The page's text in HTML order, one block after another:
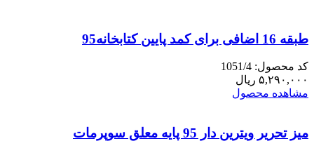
عمق
60
با
طرح
داخلی
رابینv2
طبقه 16 اضافی برای کمد پایین کتابخانه95
کد محصول: 1051/4
۵,۲۹۰,۰۰۰ ریال
مشاهده محصول
میز تحریر ویترین دار 95 پایه معلق سوپرمات